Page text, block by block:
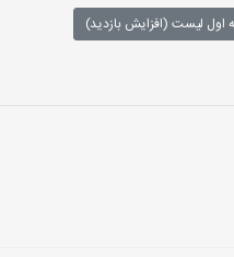
اول لیست (افزایش بازدید)